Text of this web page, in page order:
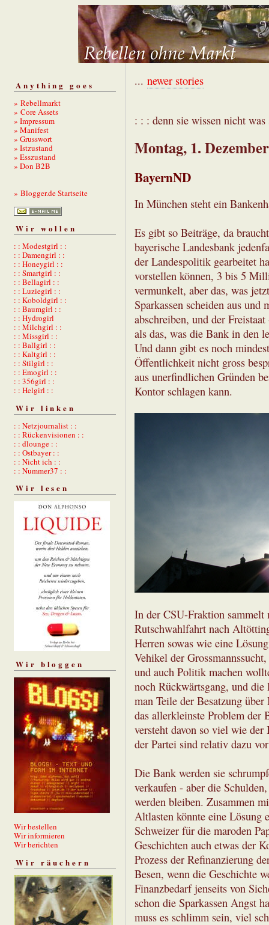
Anything goes
» Rebellmarkt
» Core Assets
» Impressum
» Manifest
» Grusswort
» Istzustand
» Esszustand
» Don B2B
» Blogger.de Startseite
Wir wollen
: : Modestgirl : :
: : Damengirl : :
: : Honeygirl : :
: : Smartgirl : :
: : Bellagirl : :
: : Luziegirl : :
: : Koboldgirl : :
: : Baumgirl : :
: : Hydrogirl
: : Milchgirl : :
: : Missgirl : :
: : Ballgirl : :
: : Kaltgirl : :
: : Stilgirl : :
: : Emogirl : :
: : 356girl : :
: : Helgirl : :
Wir linken
: : Netzjournalist : :
: : Rückenvisionen : :
: : dlounge : :
: : Ostbayer : :
: : Nicht ich : :
: : Nummer37 : :
Wir lesen
Wir bloggen
Wir bestellen
Wir informieren
Wir berichten
Wir räuchern
... newer stories
: : : denn sie wissen nicht
Montag, 1.
BayernND
In München steht ein
Es gibt so Beiträge, da
bayerische Landesbank
der Landespolitik gearbeitet
vorstellen können, 3 bis 5
vermunkelt, aber das, was
Sparkassen scheiden aus
abschreiben, und der
als das, was die Bank in den
Und dann gibt es noch
Öffentlichkeit nicht gross
aus unerfindlichen Gründen
Kontor schlagen kann.
In der CSU-Fraktion
Rutschwahlfahrt nach
Herren sowas wie eine
Vehikel der
und auch Politik machen
noch Rückwärtsgang, und
man Teile der Besatzung
das allerkleinste Problem der
versteht davon so viel wie
der Partei sind relativ dazu
Die Bank werden sie
verkaufen - aber die
werden bleiben. Zusammen
Altlasten könnte eine Lösung
Schweizer für die maroden
Geschichten auch etwas der
Prozess der Refinanzierung
Besen, wenn die Geschichte
Finanzbedarf jenseits von
schon die Sparkassen Angst
muss es schlimm sein, viel